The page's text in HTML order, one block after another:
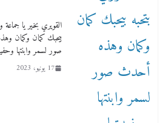
ترك الشيخ بيروج لمسرحية جديدة بطولة
صدقي الفلسطينية الأم والتي تجمع من
لأهالي غزة !! مع عمرو عبد الجليل
فيديو التبرع
القويري بخير يا جماعة
بيحبك كمان وكمان
صور لسمر وابنتها
17 يونيو، 2023